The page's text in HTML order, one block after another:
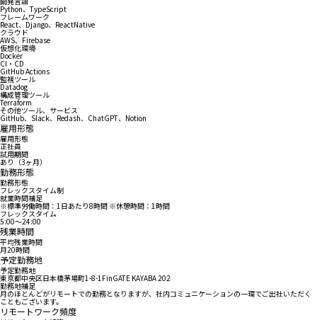
Python、TypeScript
フレームワーク
React、Django、ReactNative
クラウド
AWS、Firebase
仮想化環境
Docker
CI・CD
GitHub Actions
監視ツール
Datadog
構成管理ツール
Terraform
その他ツール、サービス
GitHub、Slack、Redash、ChatGPT、Notion
雇用形態
雇用形態
正社員
試用期間
あり（3ヶ月）
勤務形態
勤務形態
フレックスタイム制
就業時間補足
※標準労働時間：1日あたり8時間 ※休憩時間：1時間
フレックスタイム
5:00〜24:00
残業時間
平均残業時間
月20時間
予定勤務地
予定勤務地
東京都中央区日本橋茅場町1-8-1FinGATE KAYABA 202
勤務地補足
月のほとんどがリモートでの勤務となりますが、社内コミュニケーションの一環でご出社いただく
こともございます。
リモートワーク頻度